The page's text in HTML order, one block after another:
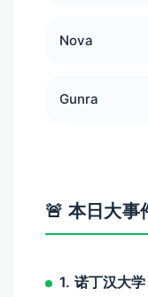
Nova
Gunra
🚨 本日大事
1. 诺丁汉大